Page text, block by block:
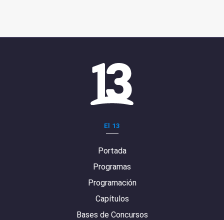
El 13
Portada
Programas
Programación
Capítulos
Bases de Concursos